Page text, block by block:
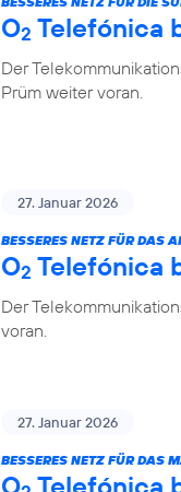
O2 Telefónica
Der
Prüm weiter voran.
27. Januar 2026
BESSERES NETZ FÜR DAS
O2 Telefónica
Der
voran.
27. Januar 2026
BESSERES NETZ FÜR DAS
O Telefónica